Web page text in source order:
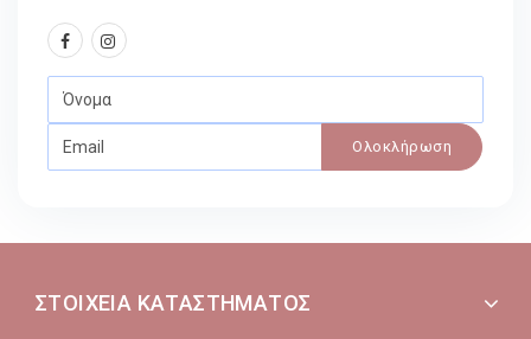
Ολοκλήρωση
ΣΤΟΙΧΕΊΑ ΚΑΤΑΣΤΉΜΑΤΟΣ